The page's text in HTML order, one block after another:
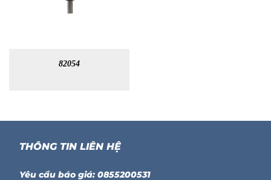
82054
THÔNG TIN LIÊN HỆ
Yêu cầu báo giá: 0855200531